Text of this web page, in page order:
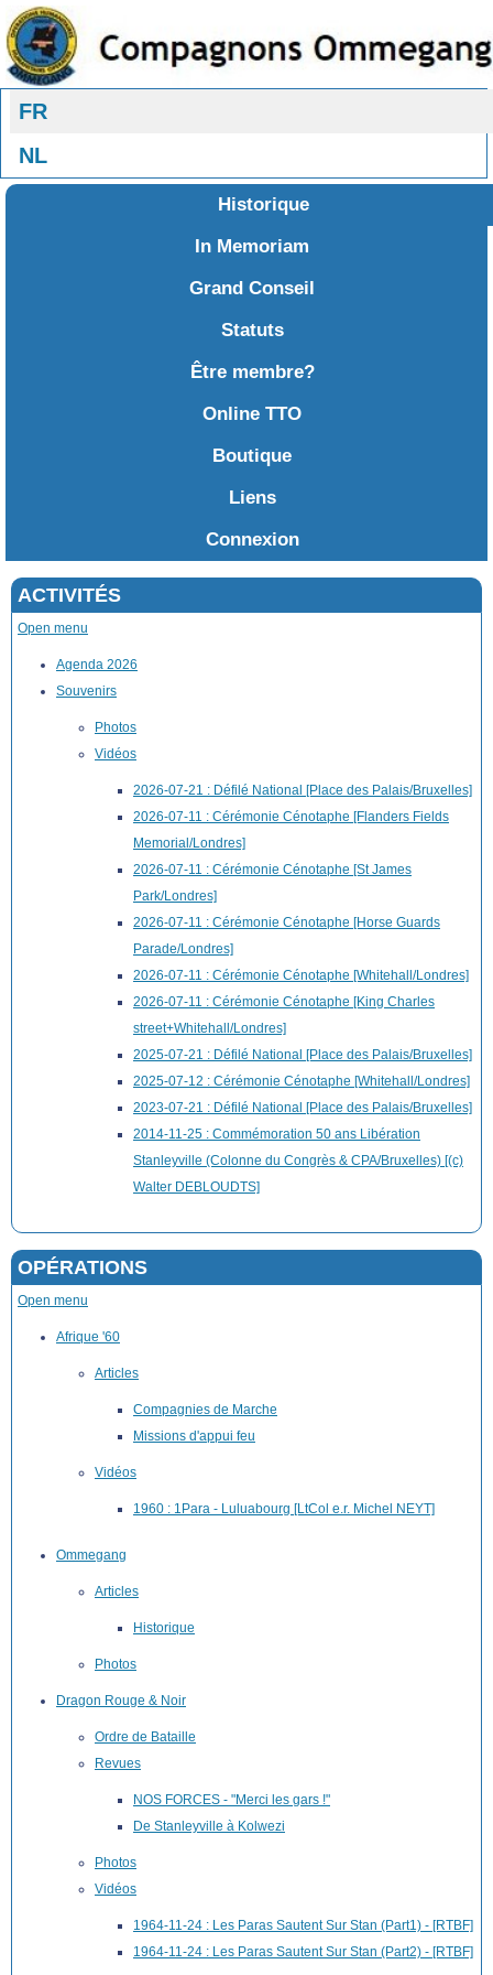
Sélectionnez votre langue
FR
NL
Historique
In Memoriam
Grand Conseil
Statuts
Être membre?
Online TTO
Boutique
Liens
Connexion
ACTIVITÉS
Open menu
Agenda 2026
Souvenirs
Photos
Vidéos
2026-07-21 : Défilé National [Place des Palais/Bruxelles]
2026-07-11 : Cérémonie Cénotaphe [Flanders Fields
Memorial/Londres]
2026-07-11 : Cérémonie Cénotaphe [St James
Park/Londres]
2026-07-11 : Cérémonie Cénotaphe [Horse Guards
Parade/Londres]
2026-07-11 : Cérémonie Cénotaphe [Whitehall/Londres]
2026-07-11 : Cérémonie Cénotaphe [King Charles
street+Whitehall/Londres]
2025-07-21 : Défilé National [Place des Palais/Bruxelles]
2025-07-12 : Cérémonie Cénotaphe [Whitehall/Londres]
2023-07-21 : Défilé National [Place des Palais/Bruxelles]
2014-11-25 : Commémoration 50 ans Libération
Stanleyville (Colonne du Congrès & CPA/Bruxelles) [(c)
Walter DEBLOUDTS]
OPÉRATIONS
Open menu
Afrique '60
Articles
Compagnies de Marche
Missions d'appui feu
Vidéos
1960 : 1Para - Luluabourg [LtCol e.r. Michel NEYT]
Ommegang
Articles
Historique
Photos
Dragon Rouge & Noir
Ordre de Bataille
Revues
NOS FORCES - "Merci les gars !"
De Stanleyville à Kolwezi
Photos
Vidéos
1964-11-24 : Les Paras Sautent Sur Stan (Part1) - [RTBF]
1964-11-24 : Les Paras Sautent Sur Stan (Part2) - [RTBF]